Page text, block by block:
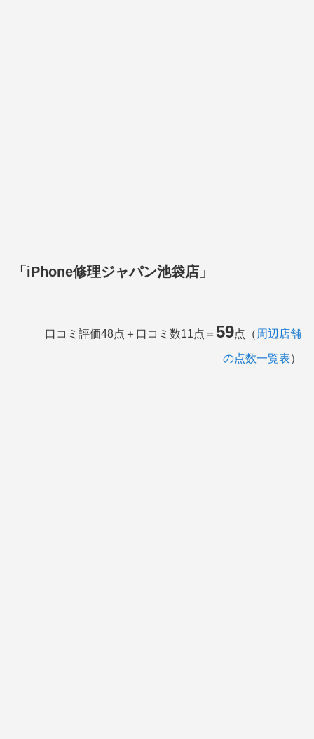
「iPhone修理ジャパン池袋店」
口コミ評価48点＋口コミ数11点＝59点（ 周辺店舗
の点数一覧表）